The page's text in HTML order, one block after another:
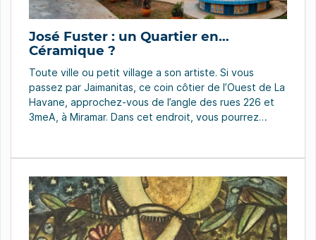
José Fuster : un Quartier en…
Céramique ?
Toute ville ou petit village a son artiste. Si vous
passez par Jaimanitas, ce coin côtier de l’Ouest de La
Havane, approchez-vous de l’angle des rues 226 et
3meA, à Miramar. Dans cet endroit, vous pourrez
non […]